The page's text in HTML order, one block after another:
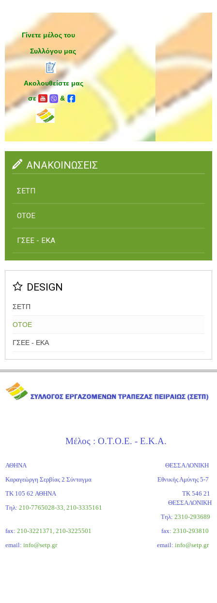
Γίνετε μέλος του
Συλλόγου μας
Ακολουθείστε μας
σε
&
ΑΝΑΚΟΙΝΩΣΕΙΣ
ΣΕΤΠ
ΟΤΟΕ
ΓΣΕΕ - ΕΚΑ
DESIGN
ΣΕΤΠ
ΟΤΟΕ
ΓΣΕΕ - ΕΚΑ
Μέλος : Ο.Τ.Ο.Ε. - Ε.Κ.Α.
ΑΘΗΝΑ
Καραγεώργη Σερβίας 2 Σύνταγμα
ΤΚ 105 62 ΑΘΗΝΑ
Τηλ: 210-7765028-33, 210-3335161
fax: 210-3221371, 210-3225501
email: info@setp.gr
ΘΕΣΣΑΛΟΝΙΚΗ
Εθνικής Αμύνης 5-7
ΤΚ 546 21
ΘΕΣΣΑΛΟΝΙΚΗ
Tηλ: 2310-293689
fax: 2310-293810
email: info@setp.gr